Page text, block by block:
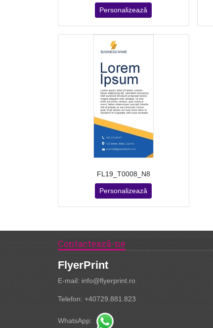
Personalizează
FL19_T0008_N8
Personalizează
Contactează-ne
FlyerPrint
E-mail: info@flyerprint.ro
Telefon: +40729.881.823
WhatsApp: